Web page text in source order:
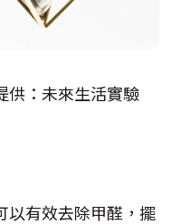
供：未來生活實驗
以有效去除甲醛，擺